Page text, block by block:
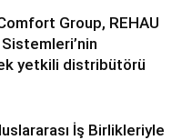
Group, REHAU
yetkili distribütörü
İş Birlikleriyle